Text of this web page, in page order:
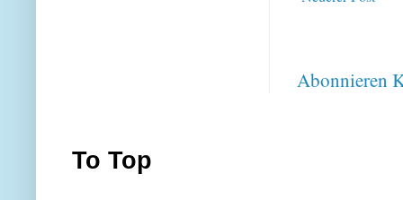
Abonnieren
To Top